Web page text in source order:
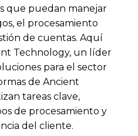
que puedan manejar
el procesamiento
de cuentas. Aquí
Technology, un líder
para el sector
de Ancient
tareas clave,
de procesamiento y
del cliente.